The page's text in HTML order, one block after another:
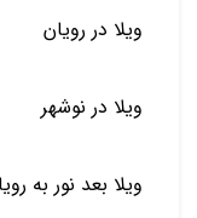
ویلا در رویان
ویلا در نوشهر
ویلا بعد نور به